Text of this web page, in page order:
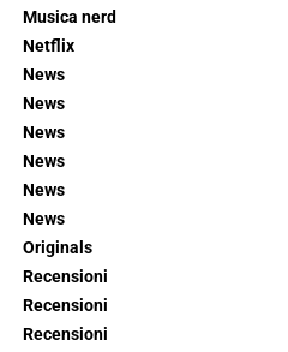
Musica nerd
Netflix
News
News
News
News
News
News
Originals
Recensioni
Recensioni
Recensioni